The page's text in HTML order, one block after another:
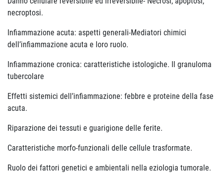
necroptosi.
Infiammazione acuta: aspetti generali-Mediatori chimici
dell’infiammazione acuta e loro ruolo.
Infiammazione cronica: caratteristiche istologiche. Il granuloma
tubercolare
Effetti sistemici dell’infiammazione: febbre e proteine della fase
acuta.
Riparazione dei tessuti e guarigione delle ferite.
Caratteristiche morfo-funzionali delle cellule trasformate.
Ruolo dei fattori genetici e ambientali nella eziologia tumorale.